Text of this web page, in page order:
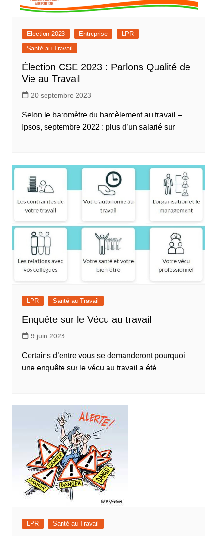
Election 2023 Entreprise
LPR
Santé au Travail
Élection CSE 2023 : Parlons Qualité de
Vie au Travail
20 septembre 2023
Selon le baromètre du harcèlement au travail –
Ipsos, septembre 2022 : plus d’un salarié sur
LPR Santé au Travail
Enquête sur le Vécu au travail
9 juin 2023
Certains d’entre vous se demanderont pourquoi
une enquête sur le vécu au travail a été
LPR Santé au Travail